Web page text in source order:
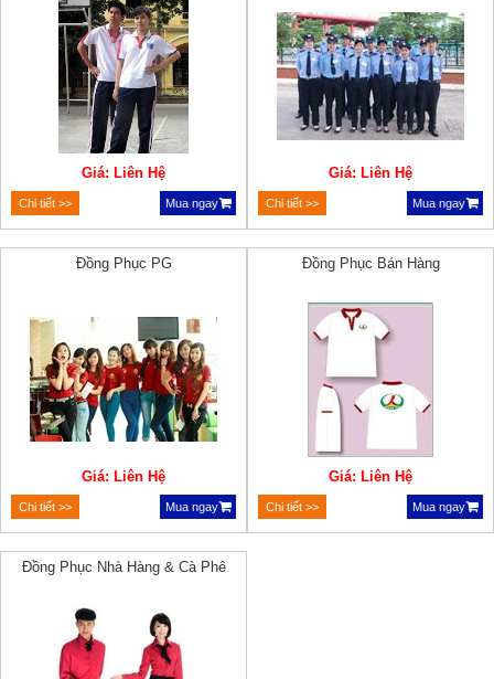
Giá: Liên Hệ
Chi tiết >> Mua ngay
Giá: Liên Hệ
Chi tiết >> Mua ngay
Đồng Phục PG
Giá: Liên Hệ
Chi tiết >> Mua ngay
Đồng Phục Bán Hàng
Giá: Liên Hệ
Chi tiết >> Mua ngay
Đồng Phục Nhà Hàng & Cà Phê